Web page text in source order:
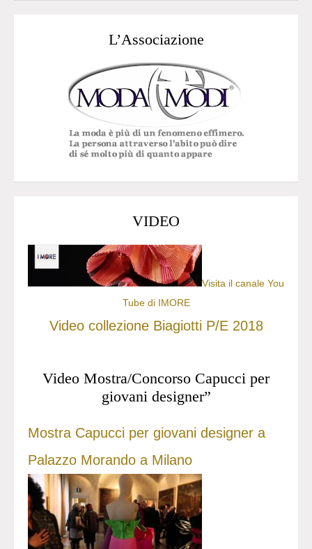
L’Associazione
VIDEO
Visita il canale You
Tube di IMORE
Video collezione Biagiotti P/E 2018
Video Mostra/Concorso Capucci per
giovani designer”
Mostra Capucci per giovani designer a
Palazzo Morando a Milano